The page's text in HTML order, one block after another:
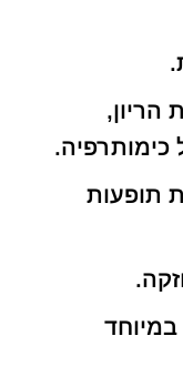
הריון,
כימותרפיה.
תופעות